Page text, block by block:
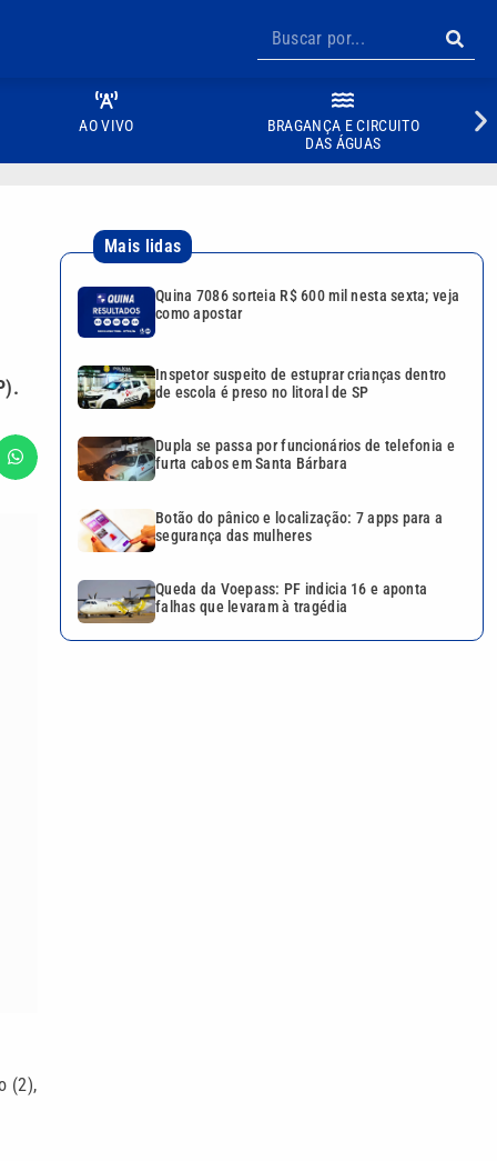
AO VIVO
BRAGANÇA E CIRCUITO
DAS ÁGUAS
(2),
Mais lidas
Quina 7086 sorteia R$ 600 mil nesta sexta; veja
como apostar
Inspetor suspeito de estuprar crianças dentro
de escola é preso no litoral de SP
Dupla se passa por funcionários de telefonia e
furta cabos em Santa Bárbara
Botão do pânico e localização: 7 apps para a
segurança das mulheres
Queda da Voepass: PF indicia 16 e aponta
falhas que levaram à tragédia